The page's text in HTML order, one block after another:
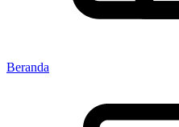
Beranda